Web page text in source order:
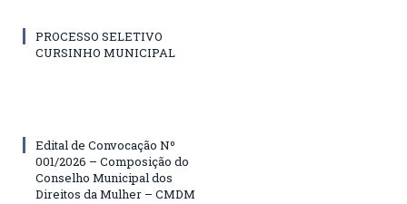
PROCESSO SELETIVO
CURSINHO MUNICIPAL
Edital de Convocação Nº
001/2026 – Composição do
Conselho Municipal dos
Direitos da Mulher – CMDM